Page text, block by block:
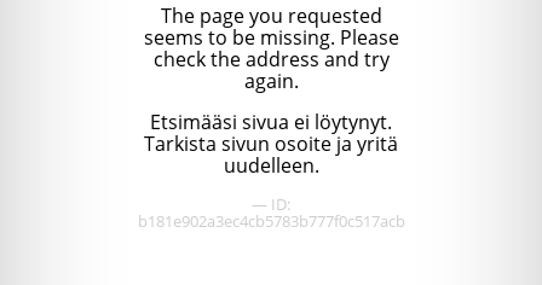
The page you requested
seems to be missing. Please
check the address and try
again.
Etsimääsi sivua ei löytynyt.
Tarkista sivun osoite ja yritä
uudelleen.
— ID:
b181e902a3ec4cb5783b777f0c517acb